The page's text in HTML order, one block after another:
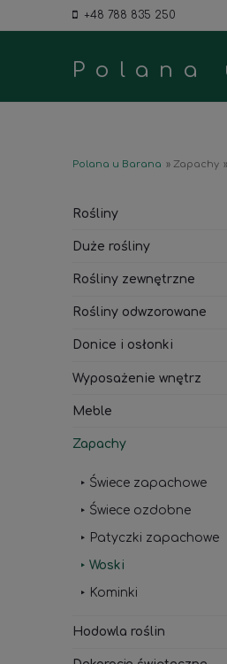
+48 788 835 250
Polana
Polana u Barana » Zapachy »
Rośliny
Duże rośliny
Rośliny zewnętrzne
Rośliny odwzorowane
Donice i osłonki
Wyposażenie wnętrz
Meble
Zapachy
Świece zapachowe
Świece ozdobne
Patyczki zapachowe
Woski
Kominki
Hodowla roślin